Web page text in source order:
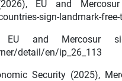
EU and
sign-landmark-
EU and Mercosur
detail/en/ip_26_113
Security (2025),